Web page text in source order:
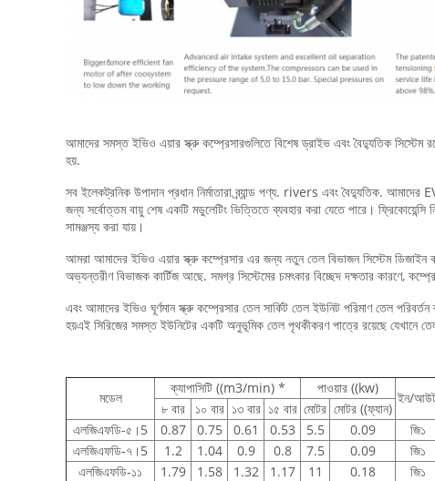
আমাদের সমস্ত ইভিও এয়ার স্ক্রু কম্প্রেসারগুলিতে বিশেষ ড্রাইভ এবং বৈদ্যুতিক সিস্টেম
হয়.
সব ইলেকট্রনিক উপাদান প্রধান নির্মাতারা ব্র্যান্ড পণ্য. rivers এবং বৈদ্যুতিক. আমাদের
জন্য সর্বোত্তম বায়ু শেষ একটি মডুলেটিং ভিত্তিতে ব্যবহার করা যেতে পারে। ফ্রিকোয়েন্সি
সামঞ্জস্য করা যায়।
আমরা আমাদের ইভিও এয়ার স্ক্রু কম্প্রেসার এর জন্য নতুন তেল বিভাজন সিস্টেম
অভ্যন্তরীণ বিভাজক কার্টিজ আছে. সমগ্র সিস্টেমের চমৎকার বিচ্ছেদ দক্ষতার কারণে,
এবং আমাদের ইভিও ঘূর্ণমান স্ক্রু কম্প্রেসার তেল সার্কিট তেল ইউনিট পরিমাণ তেল
হয়এই সিরিজের সমস্ত ইউনিটের একটি অনুভূমিক তেল পৃথকীকরণ পাত্রে রয়েছে যেখানে
মডেল
ক্যাপাসিটি ((m3/min) * পাওয়ার ((kw)
ইন/
৮ বার
১০ বার ১৩ বার ১৫ বার মোটর মোটর ((ফ্যান)
এলজিএফডি-৫।5
0.87 0.75 0.61 0.53 5.5 0.09 জি১
এলজিএফডি-৭।5
1.2 1.04 0.9 0.8 7.5 0.09 জি১
এলজিএফডি-১১
1.79 1.58 1.32 1.17 11 0.18 জি১